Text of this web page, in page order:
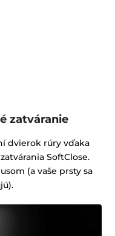
zatváranie
dvierok rúry vďaka
SoftClose.
(a vaše prsty sa